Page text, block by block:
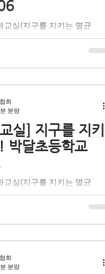
교실(지구를 지키는 멸균
리아의 사회공헌 활동으로
응 방법 중 '올바른 분리배
명과 즐거운 체험 활동을 통
도 고급 펄프로 만들어지는 멸
하고, 재활용 과정과 자원순
배우는 시간을 가졌습니다.
분리배출을 통해 무심코 버려
진 가치'를 함께 발견했습니
내일을 위해 일상 속 나의 실
금화초등학교> 학생들과 함
진 지구 시민으로 성장하는
었습니다.
실] 지구를 지키
박달초등학교
교실(지구를 지키는 멸균
리아의 사회공헌 활동으로
응 방법 중 '올바른 분리배
명과 즐거운 체험 활동을 통
도 고급 펄프로 만들어지는 멸
하고, 재활용 과정과 자원순
회
분량
회
분량